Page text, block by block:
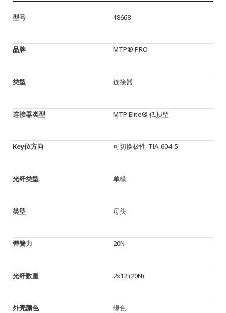
型号 18668
品牌 MTP® PRO
类型 连接器
连接器类型 MTP Elite® 低损型
Key位方向 可切换极性-TIA-604-5
光纤类型 单模
类型 母头
弹簧力 20N
光纤数量 2x12 (20N)
外壳颜色 绿色